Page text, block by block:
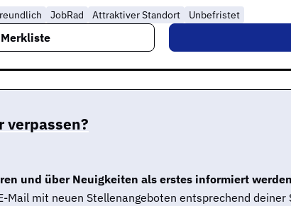
JobRad Attraktiver Standort Unbefristet
verpassen?
und über Neuigkeiten als erstes informiert
Mail mit neuen Stellenangeboten entsprechend